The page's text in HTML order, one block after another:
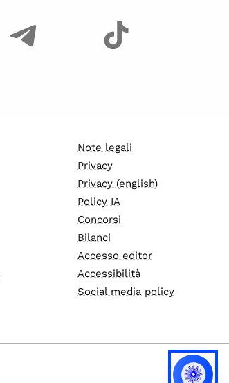
Note legali
Privacy
Privacy (english)
Policy IA
Concorsi
Bilanci
Accesso editor
Accessibilità
Social media policy